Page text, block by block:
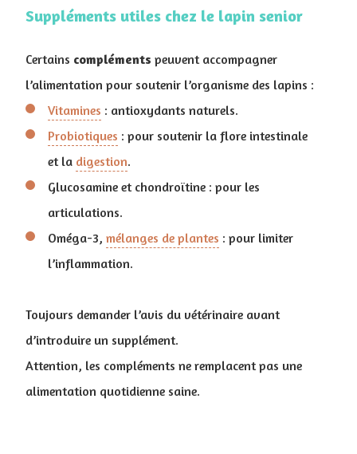
Suppléments utiles chez le lapin senior
Certains compléments peuvent accompagner
l’alimentation pour soutenir l’organisme des lapins :
Vitamines : antioxydants naturels.
Probiotiques : pour soutenir la flore intestinale
et la digestion.
Glucosamine et chondroïtine : pour les
articulations.
Oméga-3, mélanges de plantes : pour limiter
l’inflammation.
Toujours demander l’avis du vétérinaire avant
d’introduire un supplément.
Attention, les compléments ne remplacent pas une
alimentation quotidienne saine.